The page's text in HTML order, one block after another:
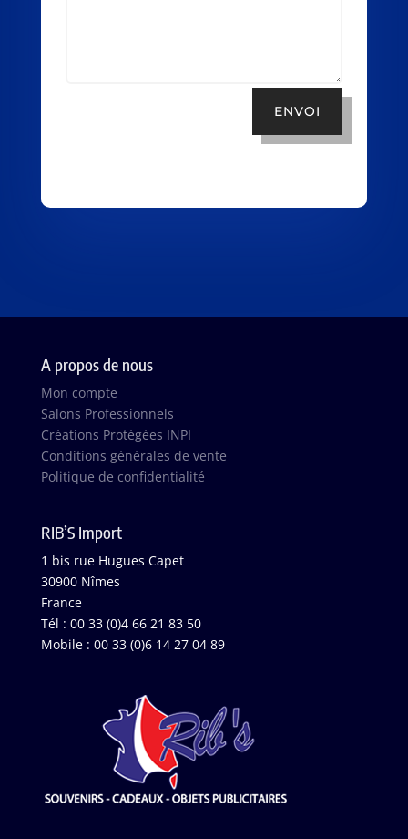
ENVOI
A propos de nous
Mon compte
Salons Professionnels
Créations Protégées INPI
Conditions générales de vente
Politique de confidentialité
RIB’S Import
1 bis rue Hugues Capet
30900 Nîmes
France
Tél : 00 33 (0)4 66 21 83 50
Mobile : 00 33 (0)6 14 27 04 89